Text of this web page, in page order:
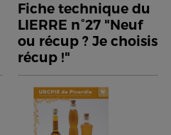
Fiche technique du
LIERRE n°27 "Neuf
ou récup ? Je choisis
récup !"